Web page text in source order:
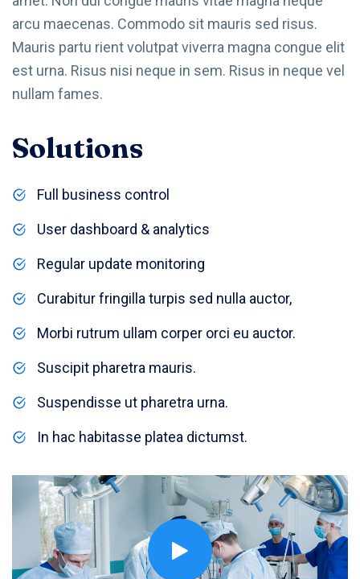
arcu maecenas. Commodo sit mauris sed risus.
Mauris partu rient volutpat viverra magna congue elit
est urna. Risus nisi neque in sem. Risus in neque vel
nullam fames.
Solutions
Full business control
User dashboard & analytics
Regular update monitoring
Curabitur fringilla turpis sed nulla auctor,
Morbi rutrum ullam corper orci eu auctor.
Suscipit pharetra mauris.
Suspendisse ut pharetra urna.
In hac habitasse platea dictumst.